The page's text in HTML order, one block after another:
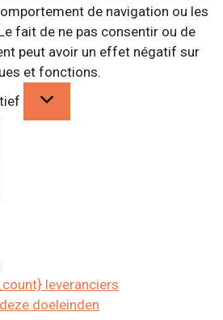
de navigation ou les
fait de ne pas consentir ou de
peut avoir un effet négatif sur
et fonctions.
leveranciers
doeleinden